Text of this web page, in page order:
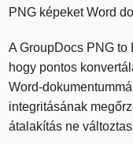
PNG képeket Word
A GroupDocs PNG to
hogy pontos
Word-
integritásának
átalakítás ne